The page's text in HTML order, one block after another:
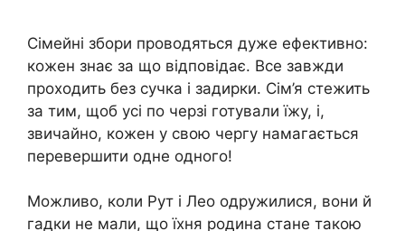
Сімейні збори проводяться дуже ефективно:
кожен знає за що відповідає. Все завжди
проходить без сучка і задирки. Сім’я стежить
за тим, щоб усі по черзі готували їжу, і,
звичайно, кожен у свою чергу намагається
перевершити одне одного!
Можливо, коли Рут і Лео одружилися, вони й
гадки не мали, що їхня родина стане такою